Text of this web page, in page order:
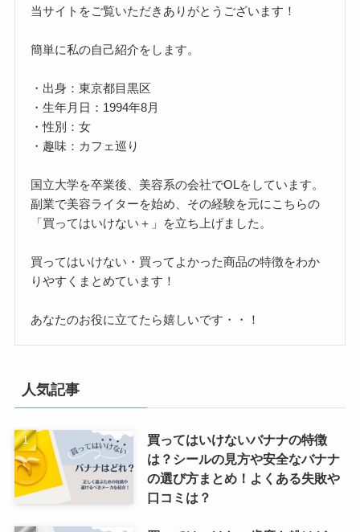
当サイトをご覧いただきありがとうございます！
簡単に私の自己紹介をします。
・出身：東京都目黒区
・生年月日：1994年8月
・性別：女
・趣味：カフェ巡り
国立大学を卒業後、美容系の会社でOLをしています。
副業で美容ライターを始め、その経験を元にこちらの
「買ってはいけない＋」を立ち上げました。
買ってはいけない・買ってよかった商品の特徴をわか
りやすくまとめています！
あなたのお役に立てたら嬉しいです・・！
人気記事
買ってはいけないバナナの特徴
は？シールの見方や安全なバナナ
の選び方まとめ！よくある失敗や
口コミは？